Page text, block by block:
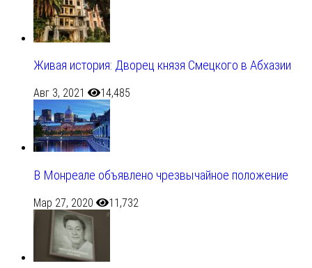
Живая история: Дворец князя Смецкого в Абхазии
Авг 3, 2021 14,485
В Монреале объявлено чрезвычайное положение
Мар 27, 2020 11,732